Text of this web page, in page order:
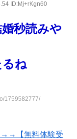
ID:Mj+rKgn60
秒読みや
ね
1759582777/
→→【無料体験受